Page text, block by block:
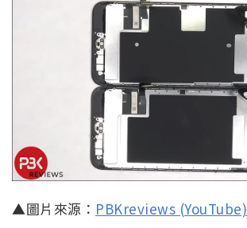
▲圖片來源： PBKreviews (YouTube)